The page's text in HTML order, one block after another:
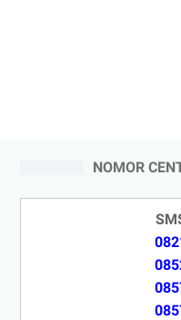
NOMOR